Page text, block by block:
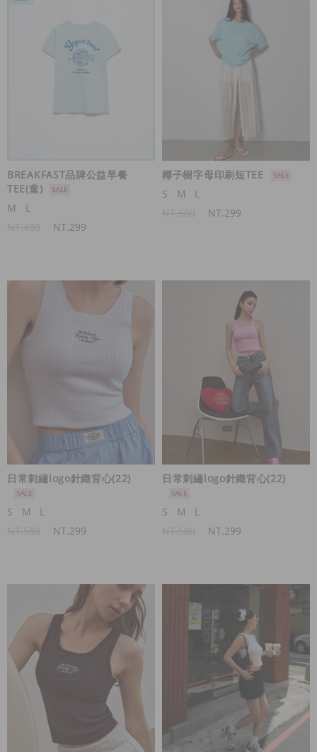
BREAKFAST品牌公益早餐
TEE(童)
M
L
NT.299
椰子樹字母印刷短TEE
S
M
L
NT.299
日常刺繡logo針織背心(22)
S M
L
NT.299
日常刺繡logo針織背心(22)
S M
L
NT.299